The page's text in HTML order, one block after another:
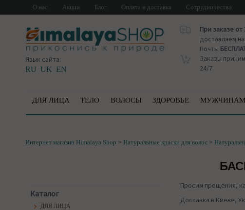
О нас Акции Блог Оплата и доставка Сотрудничество
Язык сайта:
RU UK EN
При заказе от
доставляем
Почты
Заказы
24/7
ДЛЯ ЛИЦА ТЕЛО ВОЛОСЫ ЗДОРОВЬЕ МУЖЧИНАМ
Интернет магазин Himalaya Shop > Натуральные краски для волос >
Каталог
ДЛЯ ЛИЦА
Просим прощения,
Доставка в Киеве,